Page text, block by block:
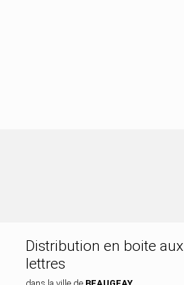
Distribution en boite aux
lettres